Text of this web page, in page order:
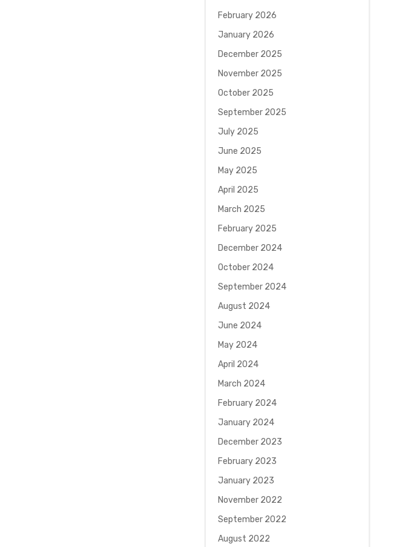
February 2026
January 2026
December 2025
November 2025
October 2025
September 2025
July 2025
June 2025
May 2025
April 2025
March 2025
February 2025
December 2024
October 2024
September 2024
August 2024
June 2024
May 2024
April 2024
March 2024
February 2024
January 2024
December 2023
February 2023
January 2023
November 2022
September 2022
August 2022